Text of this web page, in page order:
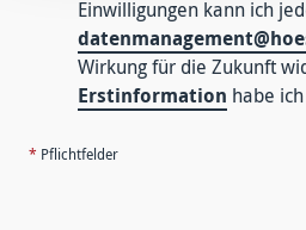
Einwilligungen kann ich
Wirkung für die Zukunft
Erstinformation habe
* Pflichtfelder